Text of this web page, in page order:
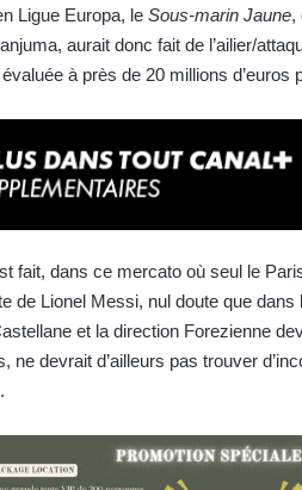
Ligue Europa, le Sous-marin Jaune,
aurait donc fait de l’ailier/
à près de 20 millions d’euros
fait, dans ce mercato où seul le
de Lionel Messi, nul doute que
et la direction Forezienne
ne devrait d’ailleurs pas trouver